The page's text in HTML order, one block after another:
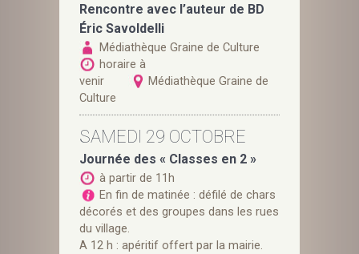
Rencontre avec l’auteur de BD
Éric Savoldelli
Médiathèque Graine de Culture
horaire à
venir
Médiathèque Graine de
Culture
SAMEDI 29 OCTOBRE
Journée des « Classes en 2 »
à partir de 11h
En fin de matinée : défilé de chars
décorés et des groupes dans les rues
du village.
A 12 h : apéritif offert par la mairie.